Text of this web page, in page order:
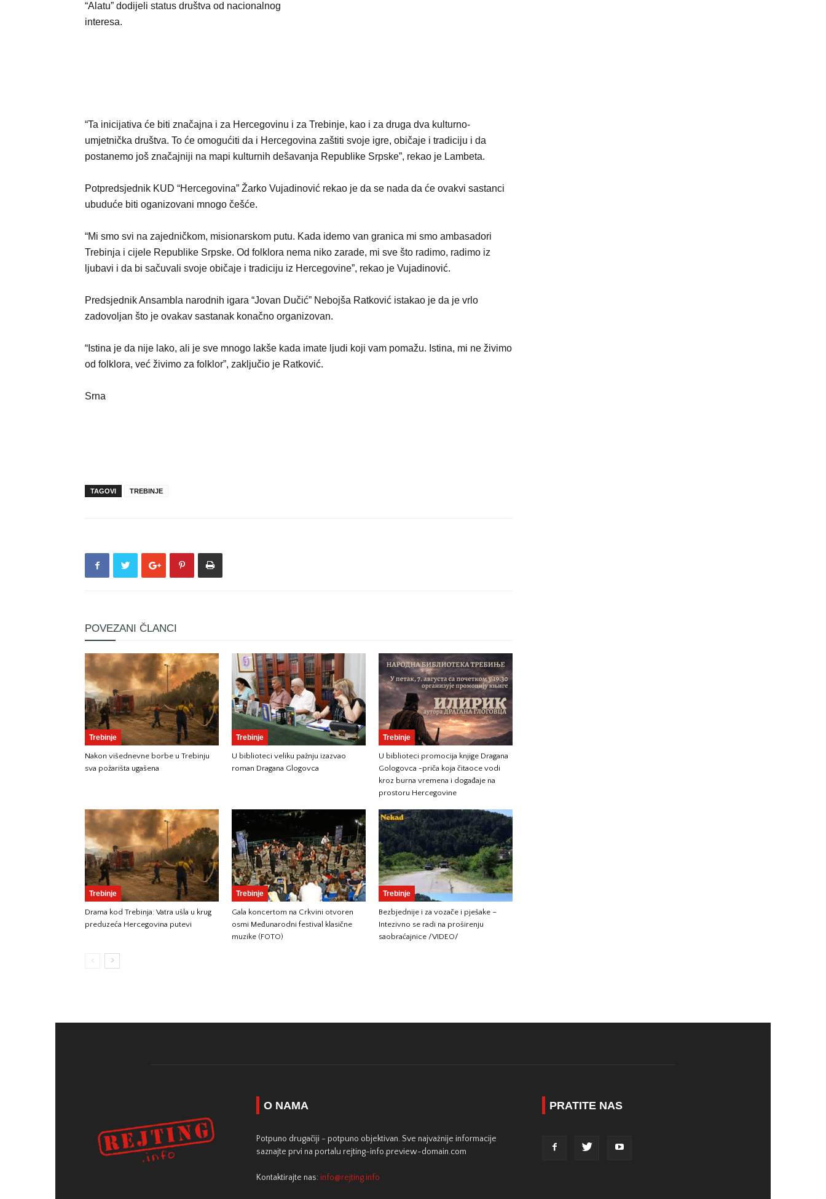
“Alatu” dodijeli status društva od nacionalnog
interesa.
“Ta inicijativa će biti značajna i za Hercegovinu i za Trebinje, kao i za druga dva kulturno-
umjetnička društva. To će omogućiti da i Hercegovina zaštiti svoje igre, običaje i tradiciju i da
postanemo još značajniji na mapi kulturnih dešavanja Republike Srpske”, rekao je Lambeta.
Potpredsjednik KUD “Hercegovina” Žarko Vujadinović rekao je da se nada da će ovakvi sastanci
ubuduće biti oganizovani mnogo češće.
“Mi smo svi na zajedničkom, misionarskom putu. Kada idemo van granica mi smo ambasadori
Trebinja i cijele Republike Srpske. Od folklora nema niko zarade, mi sve što radimo, radimo iz
ljubavi i da bi sačuvali svoje običaje i tradiciju iz Hercegovine”, rekao je Vujadinović.
Predsjednik Ansambla narodnih igara “Jovan Dučić” Nebojša Ratković istakao je da je vrlo
zadovoljan što je ovakav sastanak konačno organizovan.
“Istina je da nije lako, ali je sve mnogo lakše kada imate ljudi koji vam pomažu. Istina, mi ne živimo
od folklora, već živimo za folklor”, zaključio je Ratković.
Srna
TAGOVI TREBINJE
POVEZANI ČLANCI
Trebinje
Nakon višednevne borbe u Trebinju
sva požarišta ugašena
Trebinje
U biblioteci veliku pažnju izazvao
roman Dragana Glogovca
Trebinje
U biblioteci promocija knjige Dragana
Gologovca -priča koja čitaoce vodi
kroz burna vremena i događaje na
prostoru Hercegovine
Trebinje
Drama kod Trebinja: Vatra ušla u krug
preduzeća Hercegovina putevi
Trebinje
Gala koncertom na Crkvini otvoren
osmi Međunarodni festival klasične
muzike (FOTO)
Trebinje
Bezbjednije i za vozače i pješake –
Intezivno se radi na proširenju
saobraćajnice /VIDEO/
O NAMA
Potpuno drugačiji - potpuno objektivan. Sve najvažnije informacije
saznajte prvi na portalu rejting-info.preview-domain.com
Kontaktirajte nas: info@rejting.info
PRATITE NAS